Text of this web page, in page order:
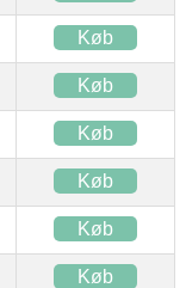
Køb
Køb
Køb
Køb
Køb
Køb